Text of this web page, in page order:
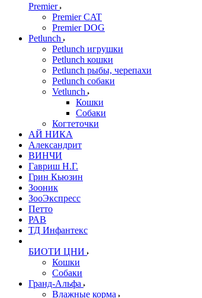
Premier
Premier CAT
Premier DOG
Petlunch
Petlunch игрушки
Petlunch кошки
Petlunch рыбы, черепахи
Petlunch собаки
Vetlunch
Кошки
Собаки
Когтеточки
АЙ НИКА
Александрит
ВИНЧИ
Гавриш Н.Г.
Грин Кьюзин
Зооник
ЗооЭкспресс
Петто
РАВ
ТД Инфантекс
БИОТИ ЦНИ
Кошки
Собаки
Гранд-Альфа
Влажные корма